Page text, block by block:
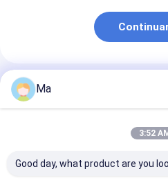
Productos Recomendados
Ma
3:52
Good day, what product are you